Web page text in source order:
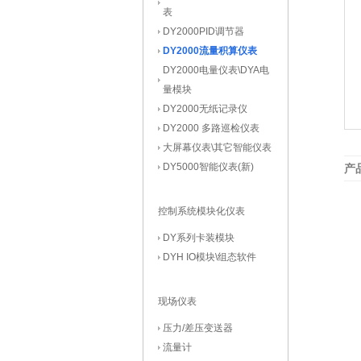
表
DY2000PID调节器
DY2000流量积算仪表
DY2000电量仪表\DYA电
量模块
DY2000无纸记录仪
DY2000 多路巡检仪表
大屏幕仪表\其它智能仪表
DY5000智能仪表(新)
控制系统模块化仪表
DY系列卡装模块
DYH IO模块\组态软件
现场仪表
压力/差压变送器
流量计
产